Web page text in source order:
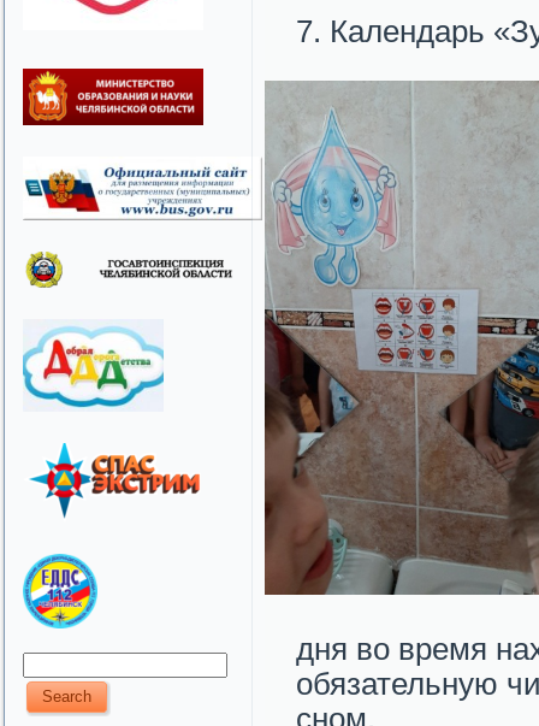
Календарь
дня во время
обязательную
сном.